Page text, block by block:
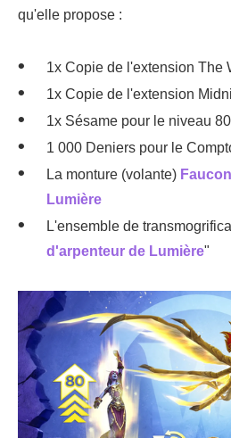
qu'elle propose :
1x Copie de l'extension The
1x Copie de l'extension
1x Sésame pour le niveau 80
1 000 Deniers pour le
La monture (volante)
Lumière
L'ensemble de
d'arpenteur de Lumière"